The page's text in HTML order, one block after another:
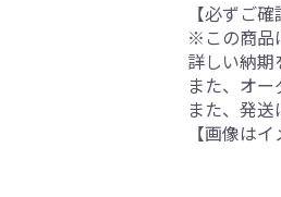
【必ずご
※この商品
詳しい納期
また、オ
また、発
【画像は